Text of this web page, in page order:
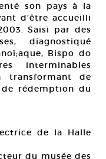
son pays à la
d’être accueilli
Saisi par des
diagnostiqué
Bispo do
interminables
transformant de
rédemption du
de la Halle
du musée des